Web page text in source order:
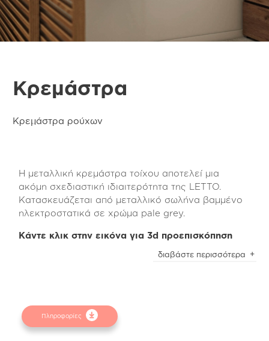
Κρεμάστρα
Κρεμάστρα ρούχων
Η μεταλλική κρεμάστρα τοίχου αποτελεί μια
ακόμη σχεδιαστική ιδιαιτερότητα της LETTO.
Κατασκευάζεται από μεταλλικό σωλήνα βαμμένο
ηλεκτροστατικά σε χρώμα pale grey.
Κάντε κλικ στην εικόνα για 3d προεπισκόπηση
Μπορείτε να την τοποθετήσετε στο πλαϊνό τμήμα
καλύτερο τρόπο!
Προσοχή! Ενδέχεται να υπάρχει μικρή χρωματική
διαβάστε περισσότερα
Πληροφορίες